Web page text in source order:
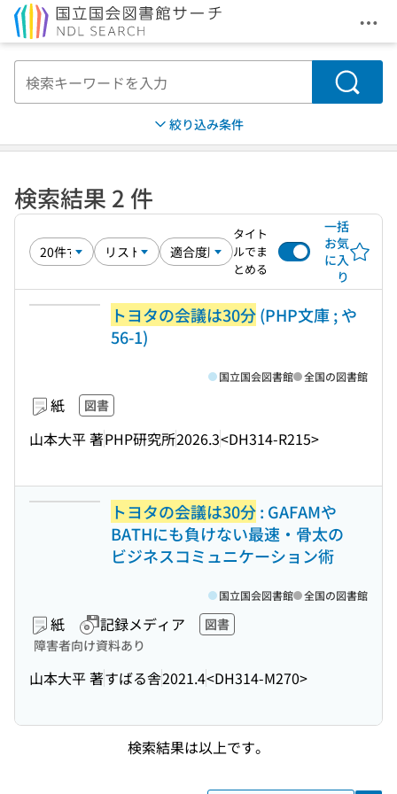
メ
検索
絞り込み条件
検索結果 2 件
タイト
ルでま
とめる
一括
お気
に入
り
トヨタの会議は30分(PHP文庫 ; や
56-1)
紙 図書
山本大平 著PHP研究所2026.3<DH314-R215>
国立国会図書館 全国の図書館
トヨタの会議は30分: GAFAMや
BATHにも負けない最速・骨太の
ビジネスコミュニケーション術
紙 記録メディア
図書
障害者向け資料あり
山本大平 著すばる舎2021.4<DH314-M270>
国立国会図書館 全国の図書館
検索結果は以上です。